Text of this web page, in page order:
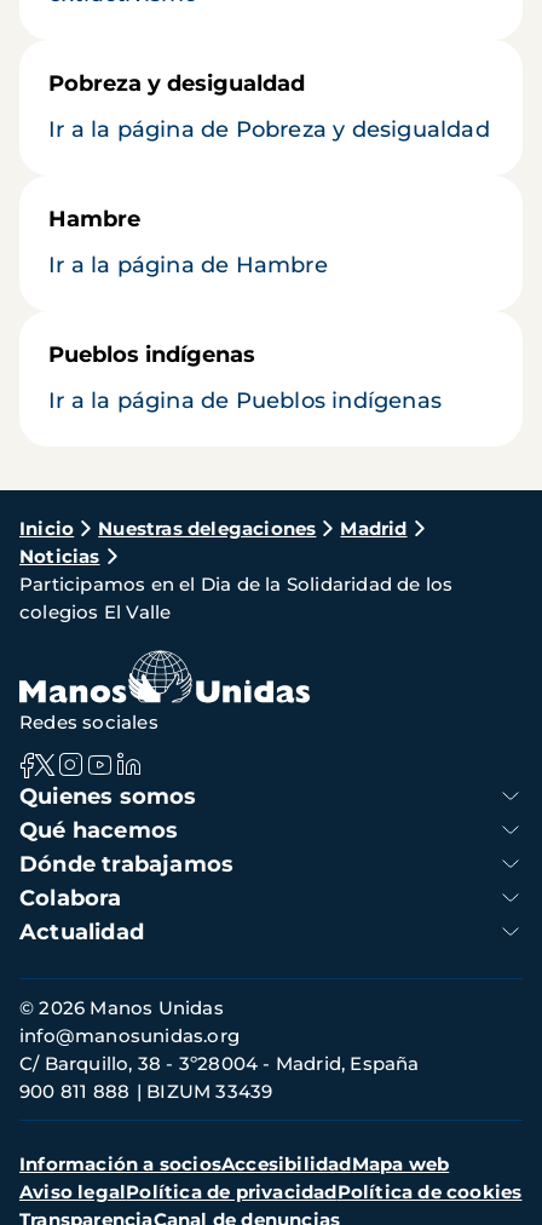
Pobreza y desigualdad
Ir a la página de Pobreza y desigualdad
Hambre
Ir a la página de Hambre
Pueblos indígenas
Ir a la página de Pueblos indígenas
Ruta
de
navegación
Inicio Nuestras delegaciones
Madrid
Noticias
Participamos en el Dia de la Solidaridad de los
colegios El Valle
Navegación
principal
Quienes somos
Qué hacemos
Dónde trabajamos
Colabora
Actualidad
Redes sociales
Información
de
contacto
© 2026 Manos Unidas
C/ Barquillo, 38 - 3º28004 - Madrid, España
900 811 888
BIZUM 33439
info@manosunidas.org
Menú
secundario
Información a sociosAccesibilidadMapa web
Aviso legalPolítica de privacidadPolítica de cookies
TransparenciaCanal de denuncias